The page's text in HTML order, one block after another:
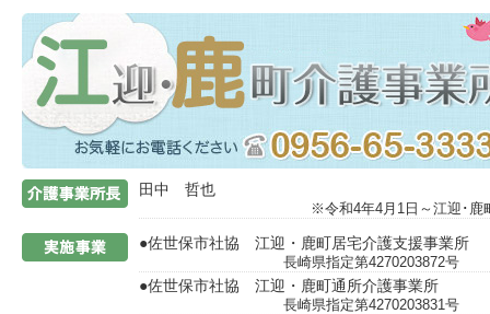
田中 哲也
※令和4年4月1日～江迎･鹿
●佐世保市社協 江迎・鹿町居宅介護支援事業所
長崎県指定第
●佐世保市社協 江迎・鹿町通所介護事業所
長崎県指定第